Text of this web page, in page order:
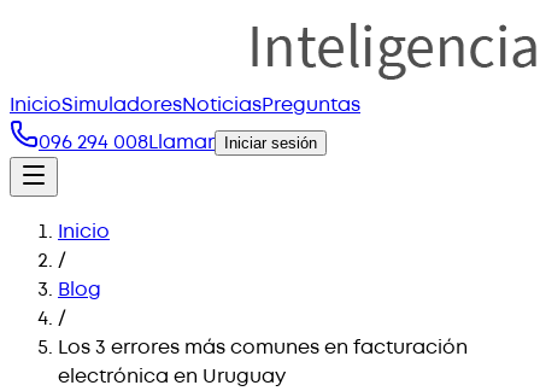
InicioSimuladoresNoticiasPreguntas
096 294 008Llamar Iniciar sesión
Inicio
/
Blog
/
Los 3 errores más comunes en facturación
electrónica en Uruguay